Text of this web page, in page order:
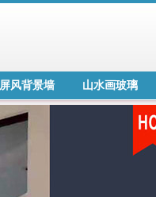
屏风背景墙 山水画玻璃